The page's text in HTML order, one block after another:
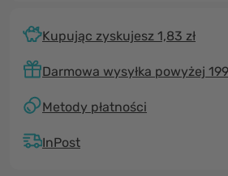
Kupując zyskujesz 1,83 zł
Darmowa wysyłka powyżej 199
Metody płatności
InPost